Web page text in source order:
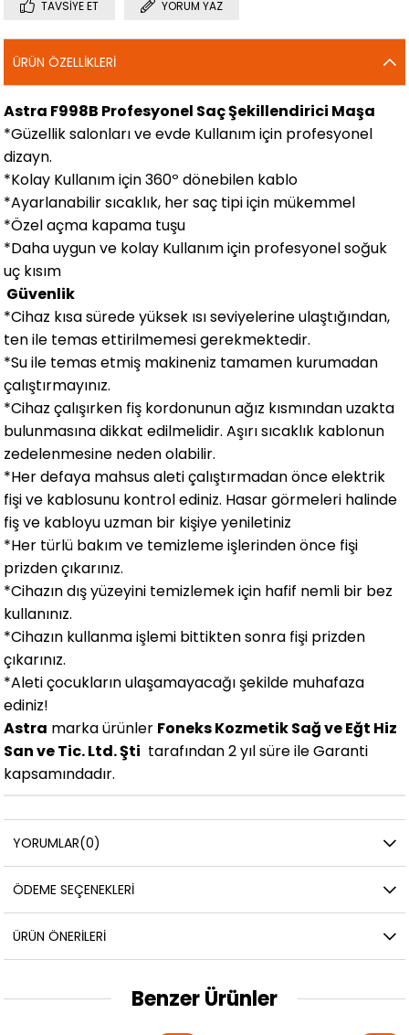
TAVSIYE ET YORUM YAZ
ÜRÜN ÖZELLIKLERI
Astra F998B Profesyonel Saç Şekillendirici Maşa
*Güzellik salonları ve evde Kullanım için profesyonel
dizayn.
*Kolay Kullanım için 360º dönebilen kablo
*Ayarlanabilir sıcaklık, her saç tipi için mükemmel
*Özel açma kapama tuşu
*Daha uygun ve kolay Kullanım için profesyonel soğuk
uç kısım
Güvenlik
*Cihaz kısa sürede yüksek ısı seviyelerine ulaştığından,
ten ile temas ettirilmemesi gerekmektedir.
*Su ile temas etmiş makineniz tamamen kurumadan
çalıştırmayınız.
*Cihaz çalışırken fiş kordonunun ağız kısmından uzakta
bulunmasına dikkat edilmelidir. Aşırı sıcaklık kablonun
zedelenmesine neden olabilir.
*Her defaya mahsus aleti çalıştırmadan önce elektrik
fişi ve kablosunu kontrol ediniz. Hasar görmeleri halinde
fiş ve kabloyu uzman bir kişiye yeniletiniz
*Her türlü bakım ve temizleme işlerinden önce fişi
prizden çıkarınız.
*Cihazın dış yüzeyini temizlemek için hafif nemli bir bez
kullanınız.
*Cihazın kullanma işlemi bittikten sonra fişi prizden
çıkarınız.
*Aleti çocukların ulaşamayacağı şekilde muhafaza
ediniz!
Astra marka ürünler Foneks Kozmetik Sağ ve Eğt Hiz
San ve Tic. Ltd. Şti tarafından 2 yıl süre ile Garanti
kapsamındadır.
YORUMLAR(0)
ÖDEME SEÇENEKLERI
ÜRÜN ÖNERILERI
Benzer Ürünler